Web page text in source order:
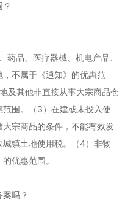
品、医疗器械、机电产品、
不属于《通知》的优惠范
及其他非直接从事大宗商品仓
围。（3）在建或未投入使
宗商品的条件，不能有效发
镇土地使用税。（4）非物
优惠范围。
吗？